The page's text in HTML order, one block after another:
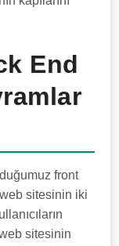
End
front
sitesinin iki
sitesinin